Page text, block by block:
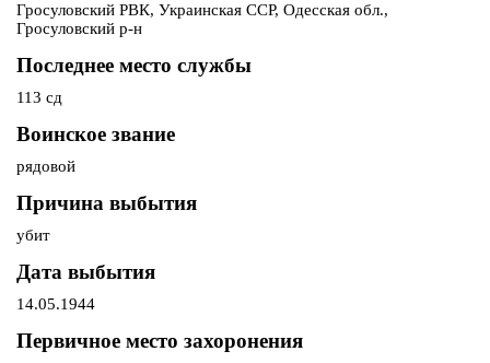
Гросуловский РВК, Украинская ССР, Одесская обл.,
Гросуловский р-н
Последнее место службы
113 сд
Воинское звание
рядовой
Причина выбытия
убит
Дата выбытия
14.05.1944
Первичное место захоронения